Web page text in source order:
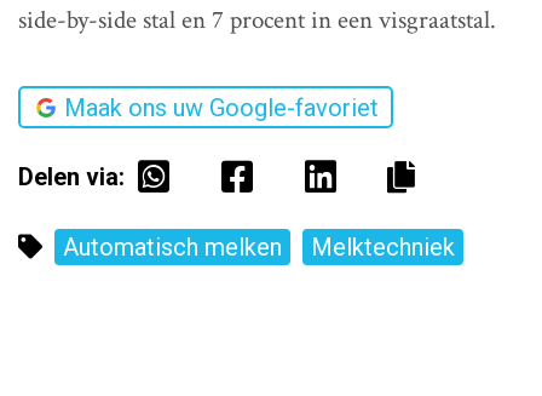
side-by-side stal en 7 procent in een visgraatstal.
Maak ons uw Google-favoriet
Delen via:
Automatisch melken Melktechniek